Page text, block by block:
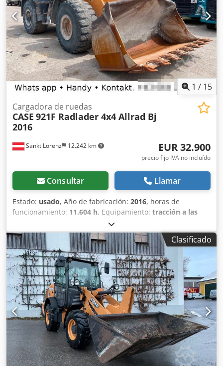
1 / 15
Sankt Lorenz 12.242 km
Cargadora de ruedas
CASE 921F Radlader 4x4 Allrad Bj
2016
EUR 32.900
precio fijo IVA no incluído
Consultar Llamar
Estado: usado, Año de fabricación: 2016, horas de
funcionamiento: 11.604 h, Equipamiento: tracción a las
, Llamar Dedekq Amfjpfx Ahvowa (Contacto ·
Teléfono · Móvil · WhatsApp) * Cargadora de ruedas Case
921F 4x4 con tracción total * Calefacción / Aire
acondicionado * Año de fabricación: 2016 * Número de
identificación del vehículo (VIN): FNH921F1NGHE12139 *
Potencia: 190 kW * Peso en vacío: 19680 kg * Peso total:
21600 kg * Horas de uso: 11604 * Disponibles 3 unidades *
Precio bajo consulta * Toda la información proporcionada
no es vinculante.
Clasificado